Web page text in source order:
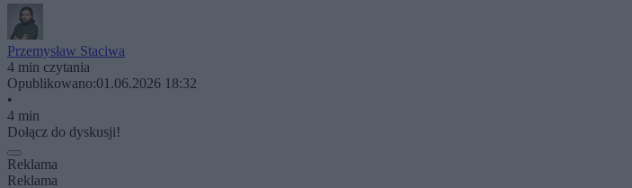
Przemysław Staciwa
4 min czytania
Opublikowano:01.06.2026 18:32
•
4 min
Dołącz do dyskusji!
Reklama
Reklama